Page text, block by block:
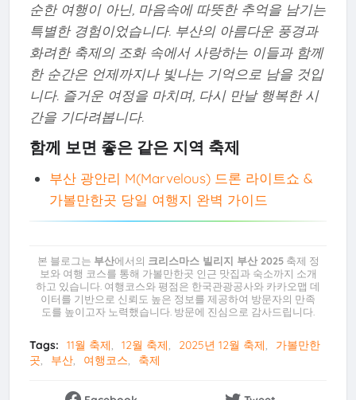
순한 여행이 아닌, 마음속에 따뜻한 추억을 남기는
특별한 경험이었습니다. 부산의 아름다운 풍경과
화려한 축제의 조화 속에서 사랑하는 이들과 함께
한 순간은 언제까지나 빛나는 기억으로 남을 것입
니다. 즐거운 여정을 마치며, 다시 만날 행복한 시
간을 기다려봅니다.
함께 보면 좋은 같은 지역 축제
부산 광안리 M(Marvelous) 드론 라이트쇼 &
가볼만한곳 당일 여행지 완벽 가이드
본 블로그는 부산에서의 크리스마스 빌리지 부산 2025축제 정
보와 여행 코스를 통해 가볼만한곳 인근 맛집과 숙소까지 소개
하고 있습니다. 여행코스와 평점은 한국관광공사와 카카오맵 데
이터를 기반으로 신뢰도 높은 정보를 제공하여 방문자의 만족
도를 높이고자 노력했습니다. 방문에 진심으로 감사드립니다.
Tags: 11월 축제 12월 축제 2025년 12월 축제
가볼만한
곳
부산 여행코스 축제